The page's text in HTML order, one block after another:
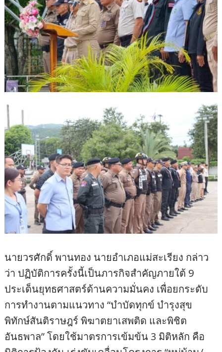
นายวรศักดิ์ พานทอง นายอำเภอแม่สะเรียง กล่าว
ว่า ปฏิบัติการครั้งนี้เป็นภารกิจสำคัญภายใต้ 9
ประเด็นยุทธศาสตร์ด้านความมั่นคง เพื่อยกระดับ
การทำงานตามแนวทาง “บำบัดทุกข์ บำรุงสุข
พิทักษ์สันติราษฎร์ พิฆาตยาเสพติด และพิชิต
อันธพาล” โดยใช้มาตรการเข้มข้น 3 มิติหลัก คือ